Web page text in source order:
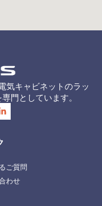
気キャビネットのラッ
門としています。
ご質問
わせ